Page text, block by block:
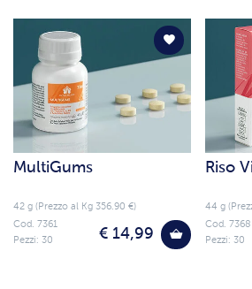
MultiGums
42 g (Prezzo al Kg 356.90 €)
€ 14,99
Cod. 7361
Pezzi: 30
Riso
44 g
Cod. 7368
Pezzi: 30